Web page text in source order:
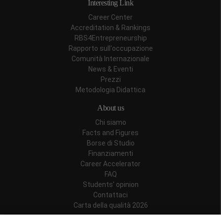
Interesting Link
Career Center
Accreditation & Rankings
RBS4Entrepreneurship
Rapporto sull'occupazione
Comunità Internazionale
News & Eventi
Prezzi
Metodologia Didattica
About us
Chi siamo
Facts and Figures
Borse di Studio
Finanziamenti
Career Accelerator
FAQ
Students' opinion
Contattaci
Carta della qualità 2026